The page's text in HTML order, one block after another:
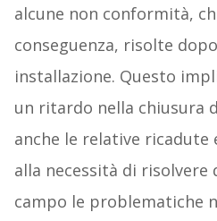
alcune non conformità,
conseguenza, risolte
installazione. Questo
un ritardo nella chiusura
anche le relative ricadute
alla necessità di
campo le problematiche